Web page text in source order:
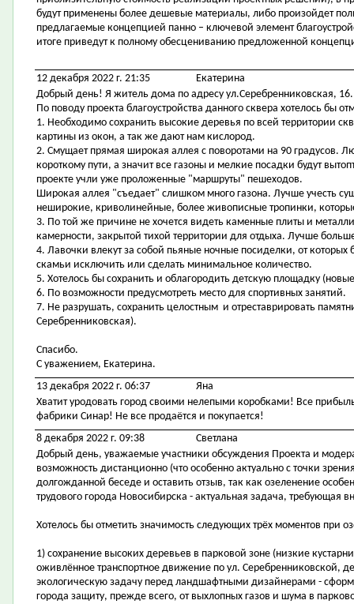
будут применены более дешевые материалы, либо произойдет
предлагаемые концепцией панно – ключевой элемент
итоге приведут к полному обесцениванию предложенной
12 декабря 2022 г. 21:35
Екатерина
Добрый день! Я житель дома по адресу ул.Серебренниковская, 16.
По поводу проекта благоустройства данного сквера хотелось бы
1. Необходимо сохранить высокие деревья по всей территории
картины из окон, а так же дают нам кислород.
2. Смущает прямая широкая аллея с поворотами на 90 градусов.
короткому пути, а значит все газоны и мелкие посадки будут
проекте учли уже проложенные "маршруты" пешеходов.
Широкая аллея "съедает" слишком много газона. Лучше учесть
неширокие, криволинейные, более живописные тропинки,
3. По той же причине не хочется видеть каменные плиты и
камерности, закрытой тихой территории для отдыха. Лучше
4. Лавочки влекут за собой пьяные ночные посиделки, от которых
скамьи исключить или сделать минимальное количество.
5. Хотелось бы сохранить и облагородить детскую площадку
6. По возможности предусмотреть место для спортивных занятий.
7. Не разрушать, сохранить целостным и отреставрировать
Серебренниковская).
Спасибо.
С уважением, Екатерина.
13 декабря 2022 г. 06:37
Яна
Хватит уродовать город своими нелепыми коробками! Все
фабрики Синар! Не все продаётся и покупается!
8 декабря 2022 г. 09:38
Светлана
Добрый день, уважаемые участники обсуждения Проекта и
возможность дистанционно (что особенно актуально с точки
долгожданной беседе и оставить отзыв, так как озеленение
трудового города Новосибирска - актуальная задача, требующая
Хотелось бы отметить значимость следующих трёх моментов при
1) сохранение высоких деревьев в парковой зоне (низкие
оживлённое транспортное движение по ул. Серебренниковской,
экологическую задачу перед ландшафтными дизайнерами -
города защиту, прежде всего, от выхлопных газов и шума в